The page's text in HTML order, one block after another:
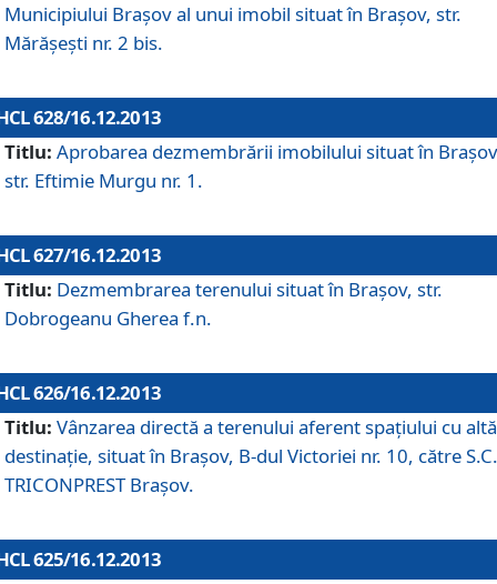
Municipiului Braşov al unui imobil situat în Braşov, str.
Mărăşeşti nr. 2 bis.
628/16.12.2013
Titlu: Aprobarea dezmembrării imobilului situat în
str. Eftimie Murgu nr. 1.
627/16.12.2013
Titlu: Dezmembrarea terenului situat în Braşov, str.
Dobrogeanu Gherea f.n.
626/16.12.2013
Titlu: Vânzarea directă a terenului aferent spaţiului cu altă
destinaţie, situat în Braşov, B-dul Victoriei nr. 10, către S.C.
TRICONPREST Braşov.
625/16.12.2013